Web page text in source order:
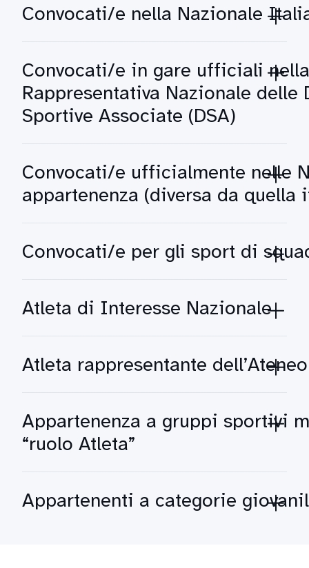
Convocati/e nella Nazionale
Convocati/e in gare ufficiali nella
Rappresentativa Nazionale delle
Sportive Associate (DSA)
Convocati/e ufficialmente nelle
appartenenza (diversa da quella
Convocati/e per gli sport di
Atleta di Interesse Nazionale
Atleta rappresentante dell’Ateneo
Appartenenza a gruppi sportivi
“ruolo Atleta”
Appartenenti a categorie